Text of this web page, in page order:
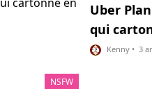
NSFW
Uber
qui
Kenny • 3